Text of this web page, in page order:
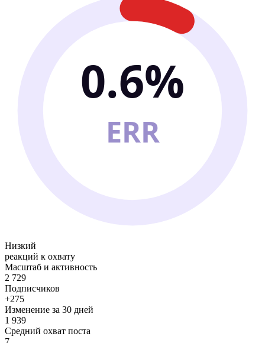
0.6%
ERR
Низкий
реакций к охвату
Масштаб и активность
2 729
Подписчиков
+275
Изменение за 30 дней
1 939
Средний охват поста